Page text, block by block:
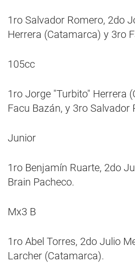
1ro Salvador Romero, 2do
Herrera (Catamarca) y 3ro
105cc
1ro Jorge "Turbito" Herrera
Facu Bazán, y 3ro Salvador
Junior
1ro Benjamín Ruarte, 2do
Brain Pacheco.
Mx3 B
1ro Abel Torres, 2do Julio
Larcher (Catamarca).